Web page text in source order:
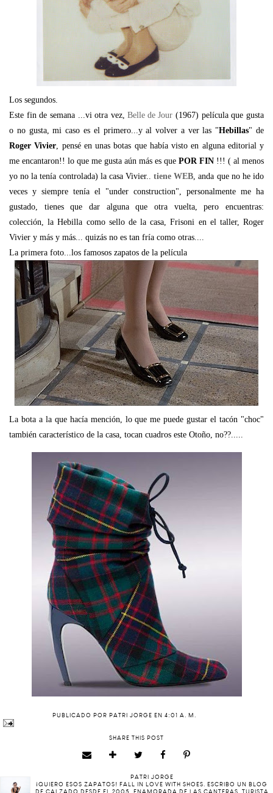
Los segundos.
Este fin de semana ...vi otra vez,Belle de Jour (1967) película que gusta
o no gusta, mi caso es el primero...y al volver a ver las "Hebillas" de
Roger Vivier , pensé en unas botas que había visto en alguna editorial y
me encantaron!! lo que me gusta aún más es que POR FIN !!! ( al menos
yo no la tenía controlada) la casa Vivier..tiene WEB , anda que no he ido
veces y siempre tenía el "under construction", personalmente me ha
gustado, tienes que dar alguna que otra vuelta, pero encuentras:
colección, la Hebilla como sello de la casa, Frisoni en el taller, Roger
Vivier y más y más... quizás no es tan fría como otras....
La primera foto...los famosos zapatos de la película
La bota a la que hacía mención, lo que me puede gustar el tacón "choc"
también característico de la casa, tocan cuadros este Otoño, no??.....
PUBLICADO POR PATRI JORGE EN 4:01 A. M.
SHARE THIS POST
PATRI JORGE
¡QUIERO ESOS ZAPATOS! FALL IN LOVE WITH SHOES. ESCRIBO UN BLOG